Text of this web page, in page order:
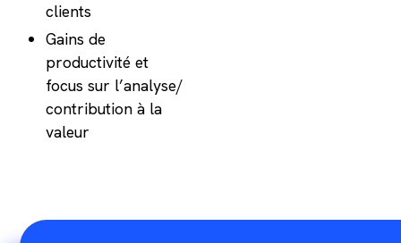
clients
Gains de
productivité et
focus sur l’analyse/
contribution à la
valeur